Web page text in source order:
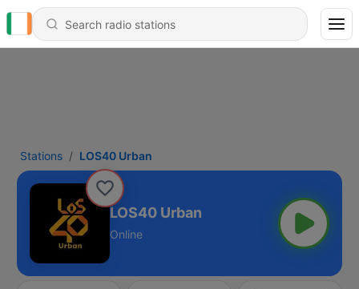
Stations LOS40 Urban
LOS40 Urban
Online